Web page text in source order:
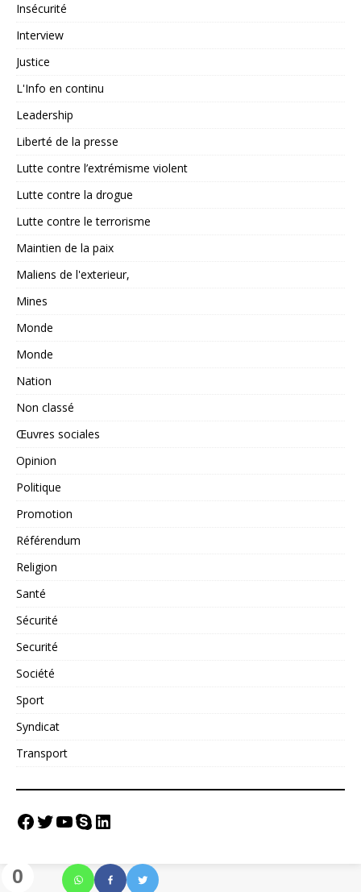
0
Insécurité
Interview
Justice
L'Info en continu
Leadership
Liberté de la presse
Lutte contre l’extrémisme violent
Lutte contre la drogue
Lutte contre le terrorisme
Maintien de la paix
Maliens de l'exterieur,
Mines
Monde
Monde
Nation
Non classé
Œuvres sociales
Opinion
Politique
Promotion
Référendum
Religion
Santé
Sécurité
Securité
Société
Sport
Syndicat
Transport